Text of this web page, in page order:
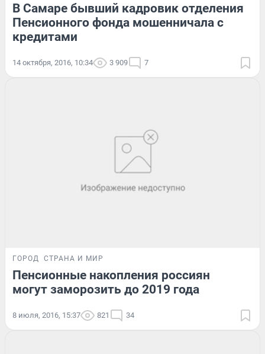
В Самаре бывший кадровик отделения
Пенсионного фонда мошенничала с
кредитами
14 октября, 2016, 10:34 3 909 7
ГОРОД СТРАНА И МИР
Пенсионные накопления россиян
могут заморозить до 2019 года
8 июля, 2016, 15:37 821 34